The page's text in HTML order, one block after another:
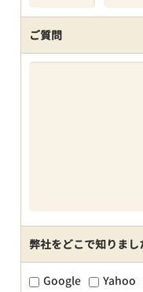
ご質問
弊社をどこで知りま
Google Yahoo